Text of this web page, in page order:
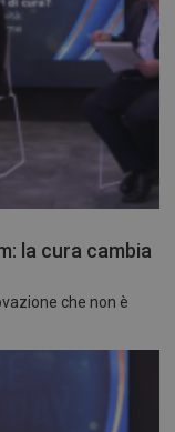
la cura cambia
che non è